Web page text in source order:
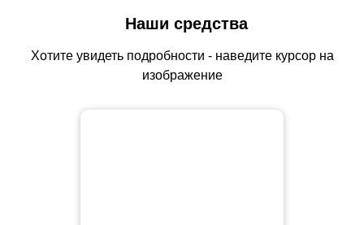
Наши средства
Хотите увидеть подробности - наведите курсор на
изображение